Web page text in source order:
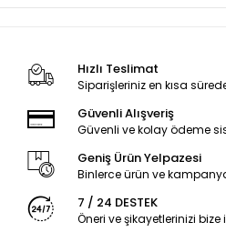
Hızlı Teslimat
Siparişleriniz en kısa
Güvenli Alışveriş
Güvenli ve kolay ödeme
Geniş Ürün Yelpazesi
Binlerce ürün ve
7 / 24 DESTEK
Öneri ve şikayetlerinizi bize